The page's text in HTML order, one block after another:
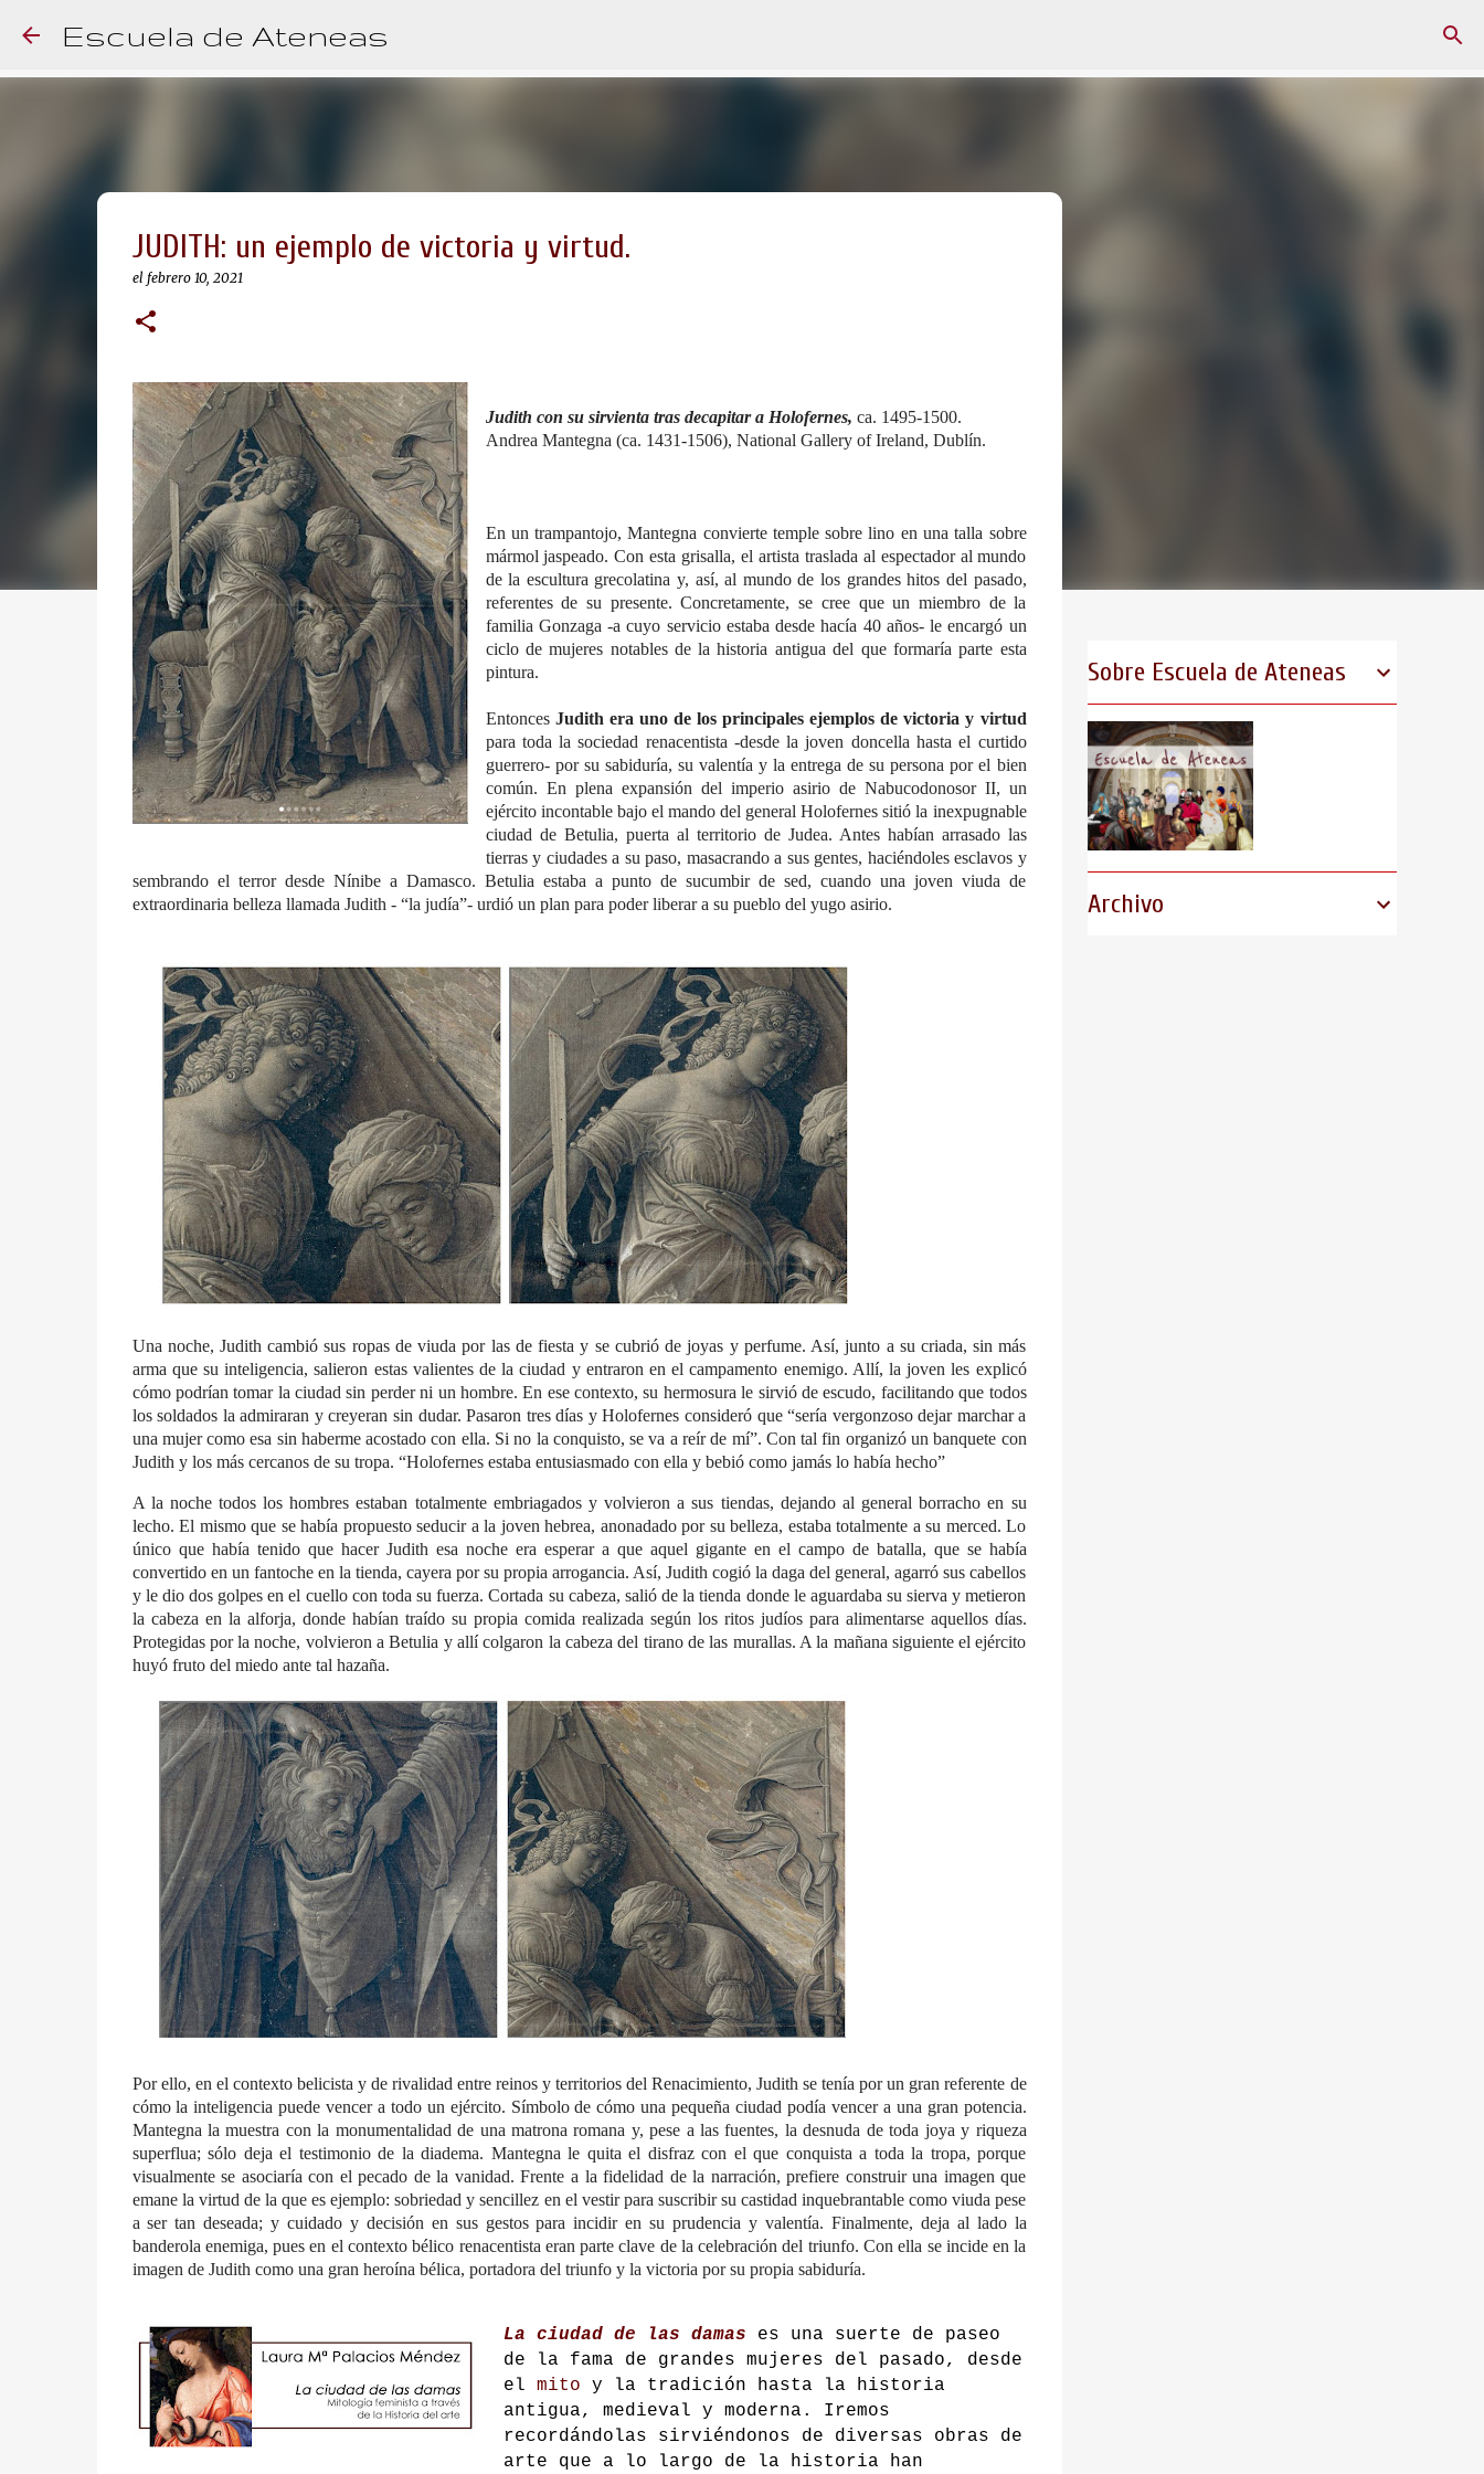
Escuela de Ateneas
JUDITH: un ejemplo de victoria y virtud.
el febrero 10, 2021
Judith con su sirvienta tras decapitar a Holofernes, ca. 1495-1500.
Andrea Mantegna (ca. 1431-1506), National Gallery of Ireland, Dublín.
En un trampantojo, Mantegna convierte temple sobre lino en una talla sobre
mármol jaspeado. Con esta grisalla, el artista traslada al espectador al mundo
de la escultura grecolatina y, así, al mundo de los grandes hitos del pasado,
referentes de su presente. Concretamente, se cree que un miembro de la
familia Gonzaga -a cuyo servicio estaba desde hacía 40 años- le encargó un
ciclo de mujeres notables de la historia antigua del que formaría parte esta
pintura.
Entonces Judith era uno de los principales ejemplos de victoria y virtud
para toda la sociedad renacentista -desde la joven doncella hasta el curtido
guerrero- por su sabiduría, su valentía y la entrega de su persona por el bien
común. En plena expansión del imperio asirio de Nabucodonosor II, un
ejército incontable bajo el mando del general Holofernes sitió la inexpugnable
ciudad de Betulia, puerta al territorio de Judea. Antes habían arrasado las
tierras y ciudades a su paso, masacrando a sus gentes, haciéndoles esclavos y
sembrando el terror desde Nínibe a Damasco. Betulia estaba a punto de sucumbir de sed, cuando una joven viuda de
extraordinaria belleza llamada Judith - “la judía”- urdió un plan para poder liberar a su pueblo del yugo asirio.
Una noche, Judith cambió sus ropas de viuda por las de fiesta y se cubrió de joyas y perfume. Así, junto a su criada, sin más
arma que su inteligencia, salieron estas valientes de la ciudad y entraron en el campamento enemigo. Allí, la joven les explicó
cómo podrían tomar la ciudad sin perder ni un hombre. En ese contexto, su hermosura le sirvió de escudo, facilitando que todos
los soldados la admiraran y creyeran sin dudar. Pasaron tres días y Holofernes consideró que “sería vergonzoso dejar marchar a
una mujer como esa sin haberme acostado con ella. Si no la conquisto, se va a reír de mí”. Con tal fin organizó un banquete con
Judith y los más cercanos de su tropa. “Holofernes estaba entusiasmado con ella y bebió como jamás lo había hecho”
A la noche todos los hombres estaban totalmente embriagados y volvieron a sus tiendas, dejando al general borracho en su
lecho. El mismo que se había propuesto seducir a la joven hebrea, anonadado por su belleza, estaba totalmente a su merced. Lo
único que había tenido que hacer Judith esa noche era esperar a que aquel gigante en el campo de batalla, que se había
convertido en un fantoche en la tienda, cayera por su propia arrogancia. Así, Judith cogió la daga del general, agarró sus cabellos
y le dio dos golpes en el cuello con toda su fuerza. Cortada su cabeza, salió de la tienda donde le aguardaba su sierva y metieron
la cabeza en la alforja, donde habían traído su propia comida realizada según los ritos judíos para alimentarse aquellos días.
Protegidas por la noche, volvieron a Betulia y allí colgaron la cabeza del tirano de las murallas. A la mañana siguiente el ejército
huyó fruto del miedo ante tal hazaña.
Por ello, en el contexto belicista y de rivalidad entre reinos y territorios del Renacimiento, Judith se tenía por un gran referente de
cómo la inteligencia puede vencer a todo un ejército. Símbolo de cómo una pequeña ciudad podía vencer a una gran potencia.
Mantegna la muestra con la monumentalidad de una matrona romana y, pese a las fuentes, la desnuda de toda joya y riqueza
superflua; sólo deja el testimonio de la diadema. Mantegna le quita el disfraz con el que conquista a toda la tropa, porque
visualmente se asociaría con el pecado de la vanidad. Frente a la fidelidad de la narración, prefiere construir una imagen que
emane la virtud de la que es ejemplo: sobriedad y sencillez en el vestir para suscribir su castidad inquebrantable como viuda pese
a ser tan deseada; y cuidado y decisión en sus gestos para incidir en su prudencia y valentía. Finalmente, deja al lado la
banderola enemiga, pues en el contexto bélico renacentista eran parte clave de la celebración del triunfo. Con ella se incide en la
imagen de Judith como una gran heroína bélica, portadora del triunfo y la victoria por su propia sabiduría.
La ciudad de las damas
es una suerte de paseo
de la fama de grandes mujeres del pasado, desde
el mito y la tradición hasta la historia
antigua, medieval y moderna. Iremos
recordándolas sirviéndonos de diversas obras de
arte que a lo largo de la historia han
Sobre Escuela de Ateneas
Archivo